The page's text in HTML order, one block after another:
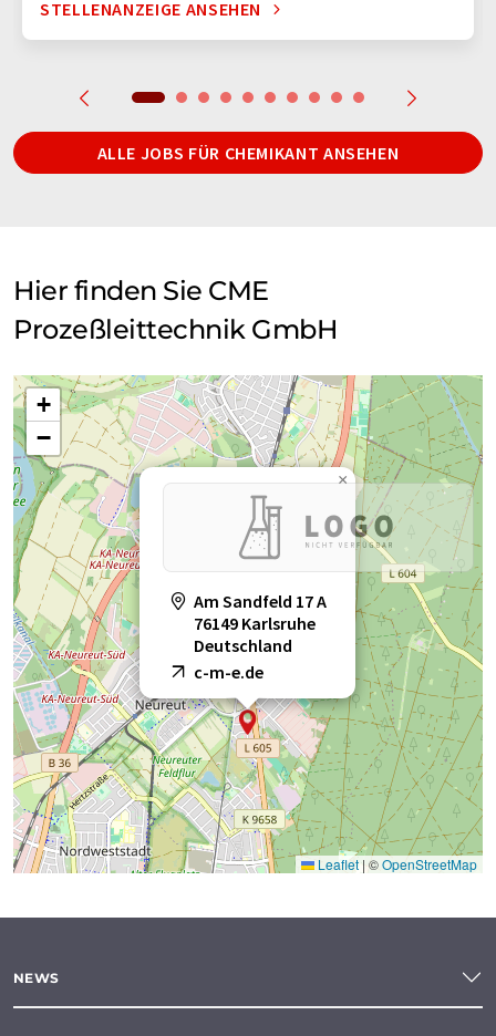
STELLENANZEIGE ANSEHEN
ALLE JOBS FÜR CHEMIKANT ANSEHEN
Hier finden Sie CME
Prozeßleittechnik GmbH
Am Sandfeld 17 A
76149 Karlsruhe
Deutschland
c-m-e.de
×
+
−
Leaflet | ©OpenStreetMap
NEWS